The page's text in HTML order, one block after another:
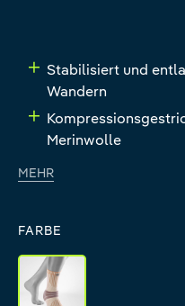
Stabilisiert und
Wandern
Merinwolle
MEHR
FARBE
sandstone